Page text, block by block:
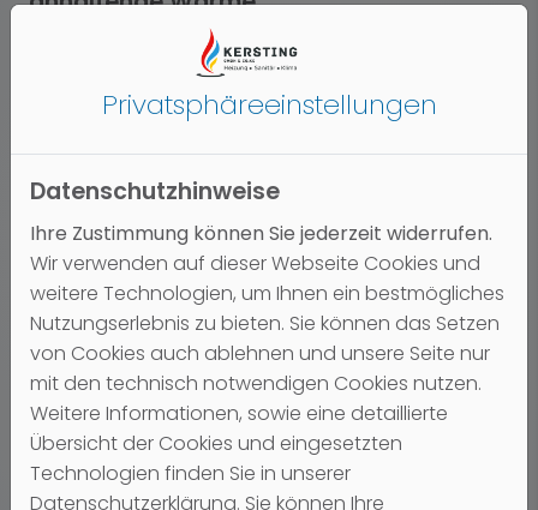
Ein Albtraum: Im Winter fällt die Heizung aus und der
Hersteller übernimmt keine Garantie – und auch
ständig steigende Heizkosten sind ein Ärgernis. Wir
mit unserem Wartungs- und
Kundendienstangebot.
Die regelmäßige Wartung von Heizungsanlagen
durch zertifiziertes Fachpersonal ist nicht nur vom
Hersteller empfohlen, sondern auch gemäß
Heizungsanlagenverordnung vorgeschrieben. Eine
regelmäßige Wartung sichert Ihnen bei neuen
Anlagen den Garantieanspruch, reduziert den
Schadstoffausstoß und senkt den
Brennstoffverbrauch. Wir tragen deshalb Sorge
dafür, dass Ihre Anlage regelmäßig gewartet wird –
Privatsphäre­einstellungen
Datenschutzhinweise
Ihre Zustimmung können Sie jederzeit widerrufen.
Wir verwenden auf dieser Webseite Cookies und
weitere Technologien, um Ihnen ein bestmögliches
Nutzungserlebnis zu bieten. Sie können das Setzen
von Cookies auch ablehnen und unsere Seite nur
mit den technisch notwendigen Cookies nutzen.
Weitere Informationen, sowie eine detaillierte
Übersicht der Cookies und eingesetzten
Technologien finden Sie in unserer
Datenschutzerklärung. Sie können Ihre